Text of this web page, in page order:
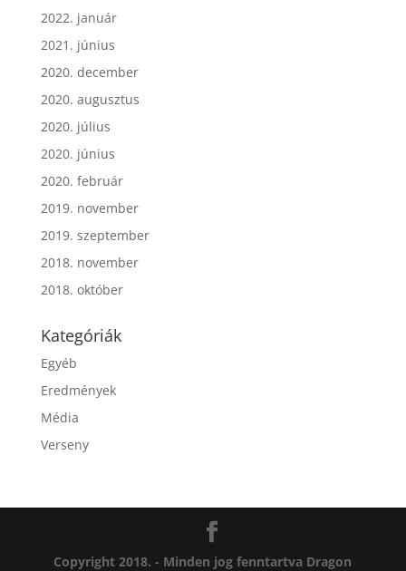
2022. január
2021. június
2020. december
2020. augusztus
2020. július
2020. június
2020. február
2019. november
2019. szeptember
2018. november
2018. október
Kategóriák
Egyéb
Eredmények
Média
Verseny
Copyright 2018. - Minden jog fenntartva Dragon